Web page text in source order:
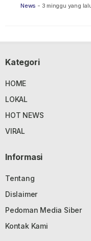
News - 3 minggu yang
Kategori
HOME
LOKAL
HOT NEWS
VIRAL
Informasi
Tentang
Dislaimer
Pedoman Media Siber
Kontak Kami